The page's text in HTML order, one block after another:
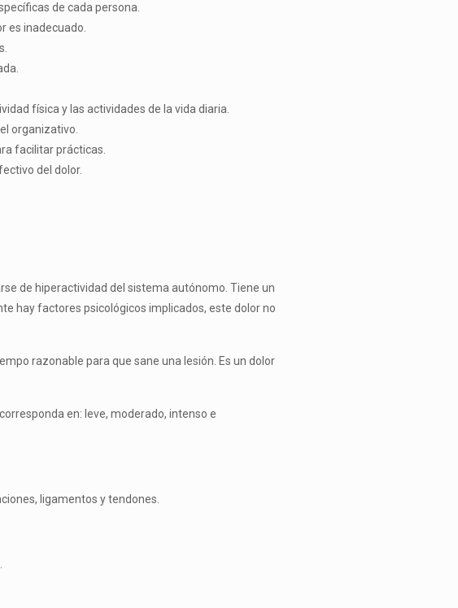
de cada persona.
es inadecuado.
física y las activida­des de la vida diaria.
organizativo.
facilitar prácticas.
del dolor.
de hiperactividad del sistema autónomo. Tiene un
hay factores psicológicos implicados, este dolor no
razonable para que sane una lesión. Es un dolor
en: leve, mo­derado, intenso e
ligamentos y ten­dones.